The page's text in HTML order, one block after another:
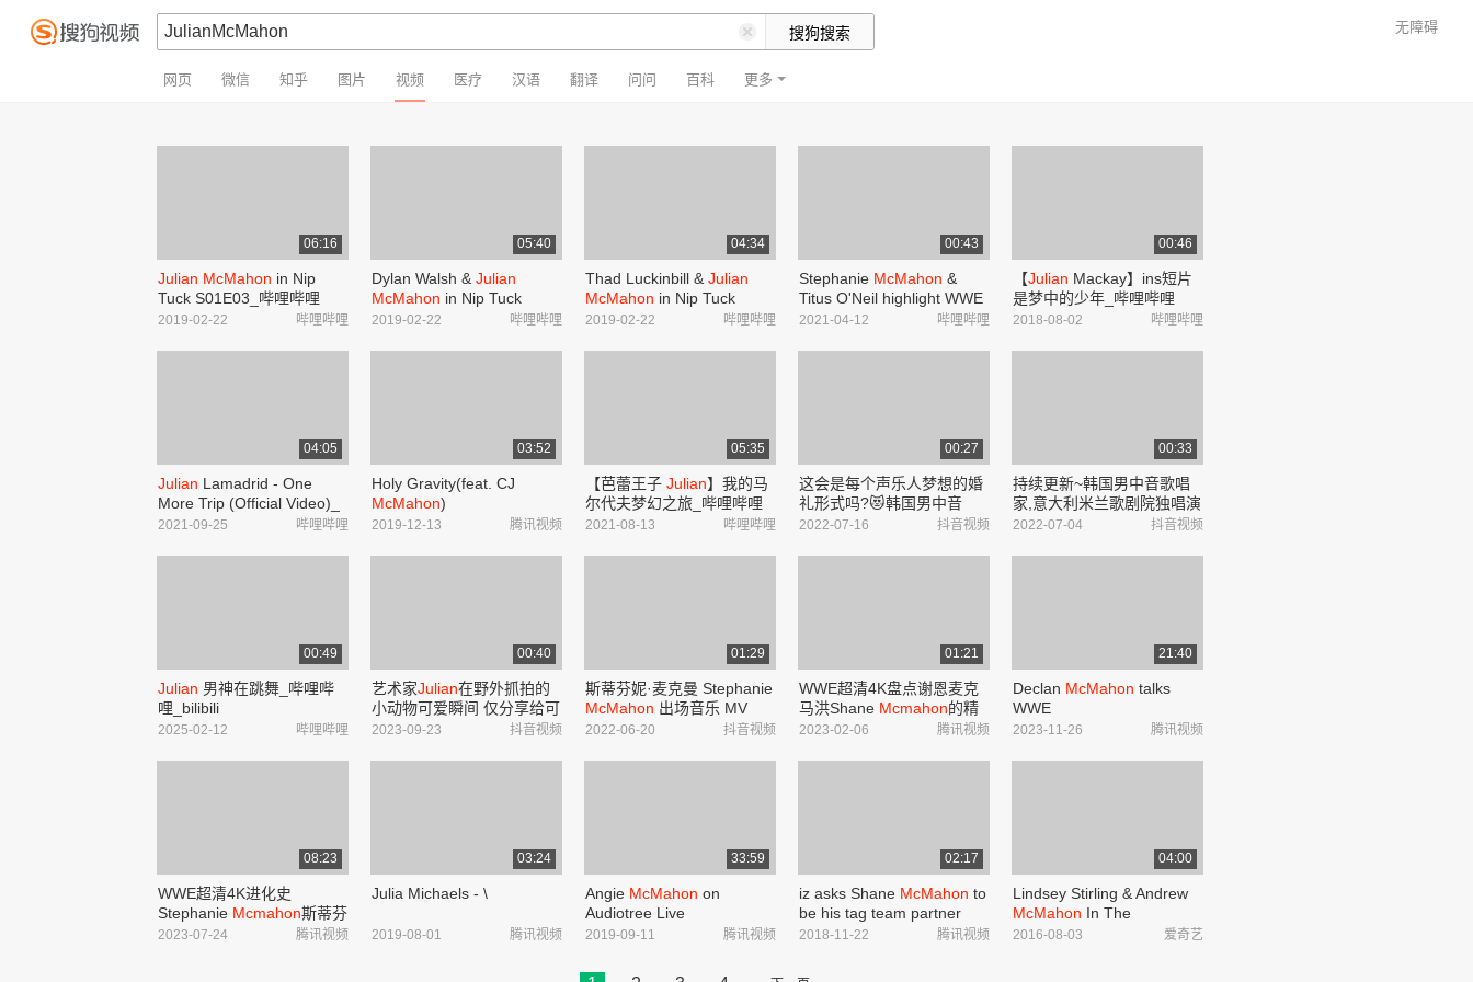
网页 微信 知乎 图片 视频 医疗 汉语 翻译 问问 百科 更多
无障碍
06:16
Julian McMahon in Nip
Tuck S01E03_哔哩哔哩
_bilibili
哔哩哔哩
2019-02-22
05:40
Dylan Walsh & Julian
McMahon in Nip Tuck
S04E06_哔哩哔哩_bilibili
哔哩哔哩
2019-02-22
04:34
Thad Luckinbill & Julian
McMahon in Nip Tuck
S04E02_哔哩哔哩_bilibili
哔哩哔哩
2019-02-22
00:43
Stephanie McMahon &
Titus O'Neil highlight WWE
community efforts_哔哩哔
哔哩哔哩
2021-04-12
00:46
【Julian Mackay】ins短片
是梦中的少年_哔哩哔哩
_bilibili
哔哩哔哩
2018-08-02
04:05
Julian Lamadrid - One
More Trip (Official Video)_
哔哩哔哩_bilibili
哔哩哔哩
2021-09-25
03:52
Holy Gravity(feat. CJ
McMahon)
腾讯视频
2019-12-13
05:35
【芭蕾王子 Julian】我的马
尔代夫梦幻之旅_哔哩哔哩
_bilibili
哔哩哔哩
2021-08-13
00:27
这会是每个声乐人梦想的婚
礼形式吗?😻韩国男中音
juliankim 金周泽婚礼现场
抖音视频
2022-07-16
00:33
持续更新~韩国男中音歌唱
家,意大利米兰歌剧院独唱演
员金周泽(Julian
Kim)讲述如
抖音视频
2022-07-04
00:49
Julian 男神在跳舞_哔哩哔
哩_bilibili
哔哩哔哩
2025-02-12
00:40
艺术家Julian在野外抓拍的
小动物可爱瞬间 仅分享给可
爱的朋友
抖音视频
2023-09-23
01:29
斯蒂芬妮·麦克曼 Stephanie
McMahon 出场音乐 MV
#wwe大公主 #气质女神 ,史
抖音视频
2022-06-20
01:21
WWE超清4K盘点谢恩麦克
马洪Shane Mcmahon的精
彩飞身招式(1999-2016)腾讯视频
2023-02-06
21:40
Declan McMahon talks
WWE
腾讯视频
2023-11-26
08:23
WWE超清4K进化史
Stephanie Mcmahon斯蒂芬
妮麦克马洪的形象变化腾讯视频
2023-07-24
03:24
Julia Michaels - \
腾讯视频
2019-08-01
33:59
Angie McMahon on
Audiotree Live
腾讯视频
2019-09-11
02:17
iz asks Shane McMahon to
be his tag team partner
SmackDown
腾讯视频
2018-11-22
04:00
Lindsey Stirling & Andrew
McMahon In The
Wilderness - Something爱奇艺
2016-08-03